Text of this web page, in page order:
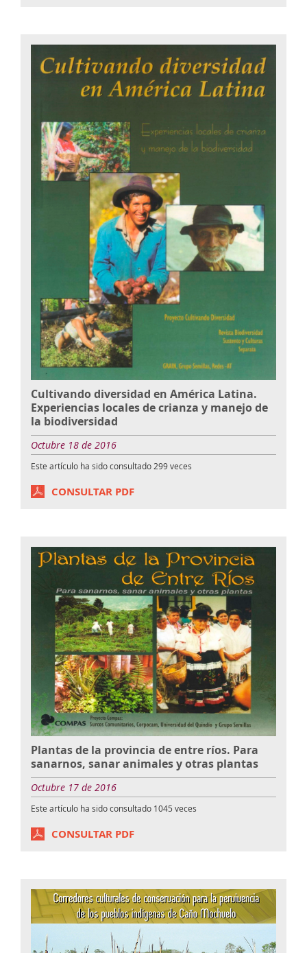
Cultivando diversidad en América Latina.
Experiencias locales de crianza y manejo de
la biodiversidad
Octubre 18 de 2016
Este artículo ha sido consultado 299veces
CONSULTAR PDF
Plantas de la provincia de entre ríos. Para
sanarnos, sanar animales y otras plantas
Octubre 17 de 2016
Este artículo ha sido consultado 1045 veces
CONSULTAR PDF